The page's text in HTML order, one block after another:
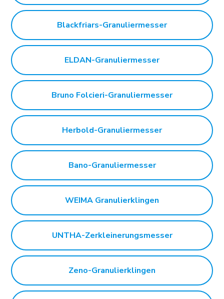
Blackfriars-Granuliermesser
ELDAN-Granuliermesser
Bruno Folcieri-Granuliermesser
Herbold-Granuliermesser
Bano-Granuliermesser
WEIMA Granulierklingen
UNTHA-Zerkleinerungsmesser
Zeno-Granulierklingen